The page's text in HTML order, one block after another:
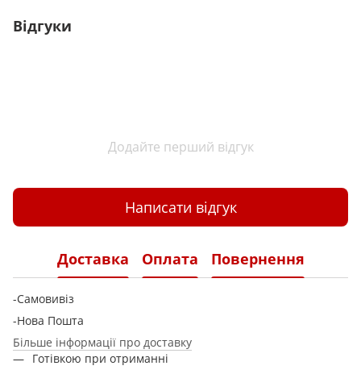
Відгуки
Додайте перший відгук
Написати відгук
Доставка Оплата Повернення
-Самовивіз
-Нова Пошта
Більше інформації про доставку
Готівкою при отриманні